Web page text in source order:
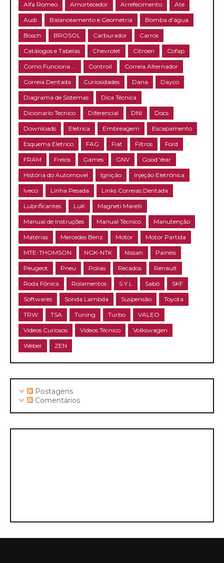
Alfa Romeo Amortecedor Arrefecimento Ate
Audi Balanceamento e Geometria Bomba d'água
Bosch BROSOL Carburador Carros
Catálogos e Tabelas Chevrolet Citroen Cofap
Como Funciona ... Controil Correia Alternador
Correia Dentada Curiosidades Dana Dayco
Diagrama de Sistemas Dica Técnica
Dicionario Tecnico Diferencial DNI Docs
Downloads Eletrica Embreagem Escapamento
Esquema Eletrico FAG Fiat Filtros Ford
FRAM Freios Games GNV Good Year
História do Automovel Ignição Injeção Eletrônica
Iveco Linha Pesada Links Correias Dentada
Lubrificantes LuK Magneti Marelli
Manual de Instruções Manual Técnico Manutenção
Matérias Mercedes Benz Motor Motor Partida
MTE-THOMSON NGK-NTK Nissan Painéis
Peugeot Pneu Polias Recados Renault
Roda Fônica Rolamentos S.Y.L Sabó SKF
Softwares Sonda Lambda Suspensão Toyota
TRW TSA Tuning Turbo VALEO
Videos Curiosos Videos Técnico Volkswagen
Weber ZEN
Postagens
Comentários